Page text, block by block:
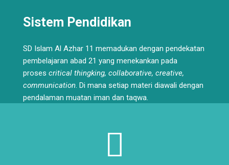
Sistem Pendidikan
SD Islam Al Azhar 11 memadukan dengan pendekatan
pembelajaran abad 21 yang menekankan pada
proses critical thingking, collaborative, creative,
communication. Di mana setiap materi diawali dengan
pendalaman muatan iman dan taqwa.